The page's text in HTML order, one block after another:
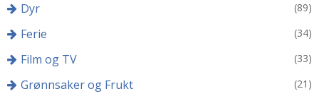
Dyr (89)
Ferie (34)
Film og TV (33)
Grønnsaker og Frukt (21)